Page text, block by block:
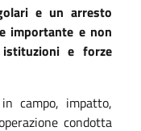
e un arresto
importante e non
e forze
campo, impatto,
condotta